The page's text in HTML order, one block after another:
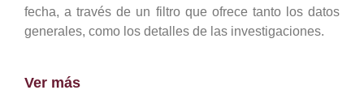
fecha, a través de un filtro que ofrece tanto los datos
generales, como los detalles de las investigaciones.
Ver más